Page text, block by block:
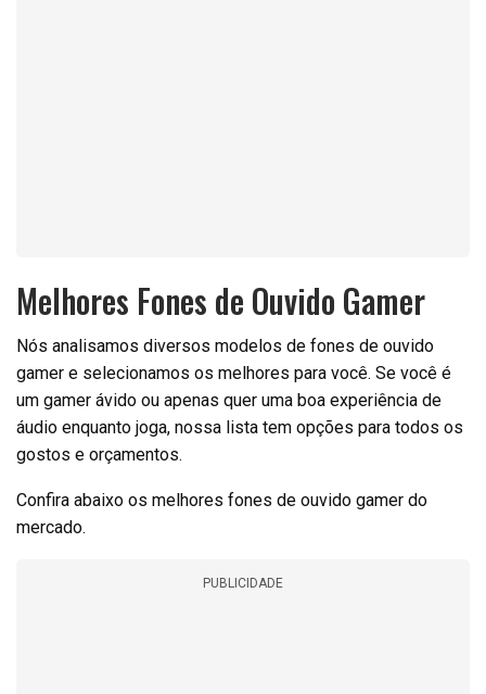
Melhores Fones de Ouvido Gamer
Nós analisamos diversos modelos de fones de ouvido
gamer e selecionamos os melhores para você. Se você é
um gamer ávido ou apenas quer uma boa experiência de
áudio enquanto joga, nossa lista tem opções para todos os
gostos e orçamentos.
Confira abaixo os melhores fones de ouvido gamer do
mercado.
PUBLICIDADE